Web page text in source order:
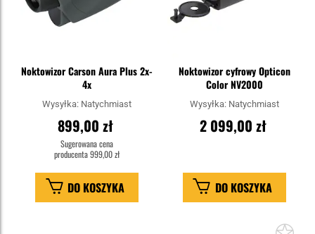
Noktowizor Carson Aura Plus 2x-
4x
Wysyłka: Natychmiast
899,00 zł
Sugerowana cena
producenta999,00 zł
DO KOSZYKA
Noktowizor cyfrowy Opticon
Color NV2000
Wysyłka: Natychmiast
2 099,00 zł
DO KOSZYKA